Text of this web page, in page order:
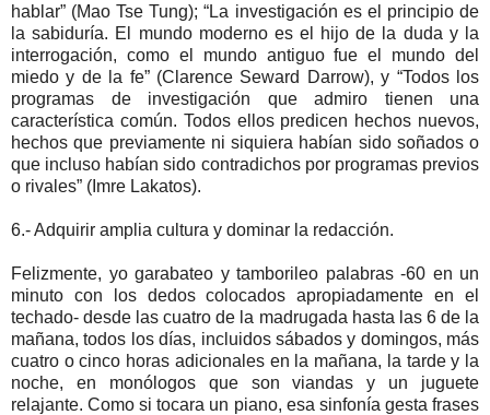
hablar” (Mao Tse Tung); “La investigación es el principio de
la sabiduría. El mundo moderno es el hijo de la duda y la
interrogación, como el mundo antiguo fue el mundo del
miedo y de la fe” (Clarence Seward Darrow), y “Todos los
programas de investigación que admiro tienen una
característica común. Todos ellos predicen hechos nuevos,
hechos que previamente ni siquiera habían sido soñados o
que incluso habían sido contradichos por programas previos
o rivales” (Imre Lakatos).
6.- Adquirir amplia cultura y dominar la redacción.
Felizmente, yo garabateo y tamborileo palabras -60 en un
minuto con los dedos colocados apropiadamente en el
techado- desde las cuatro de la madrugada hasta las 6 de la
mañana, todos los días, incluidos sábados y domingos, más
cuatro o cinco horas adicionales en la mañana, la tarde y la
noche, en monólogos que son viandas y un juguete
relajante. Como si tocara un piano, esa sinfonía gesta frases